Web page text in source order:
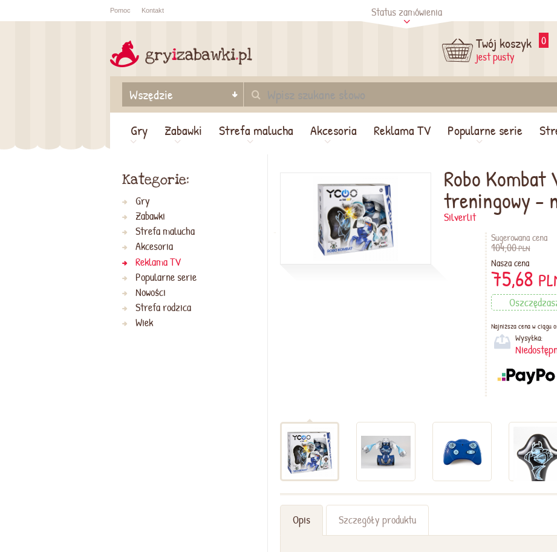
Sprawdź status Sprawdź
Pomoc Kontakt Status zamówienia
Twój koszyk
jest pusty
0
Gry
Zabawki Strefa malucha Akcesoria Reklama TV Popularne serie
Robo
treningowy -
Silverlit
Sugerowana cena
104,00PLN
Nasza cena
75,68
Najniższa cena w ciągu
Wysyłka:
Opis Szczegóły produktu
Kategorie:
Gry
Zabawki
Strefa malucha
Akcesoria
Reklama TV
Popularne serie
Nowości
Strefa rodzica
Wiek